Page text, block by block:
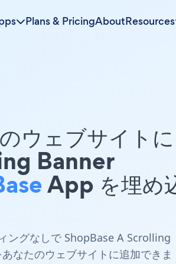
Plans & PricingAboutResources
ウェブサイト
Banner
App を埋め
ングなしで ShopBase A Scrolling
なたのウェブサイトに追加できま